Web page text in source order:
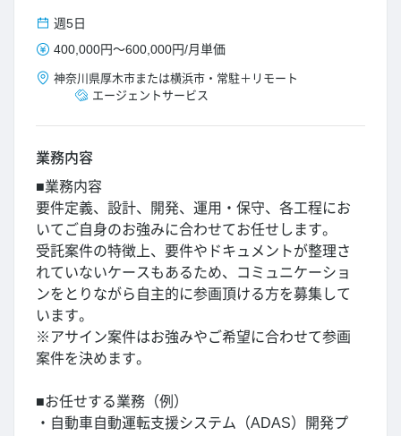
週5日
400,000円～600,000円/月単価
神奈川県厚木市または横浜市 ・ 常駐＋リモート
エージェントサービス
業務内容
■業務内容
要件定義、設計、開発、運用・保守、各工程にお
いてご自身のお強みに合わせてお任せします。
受託案件の特徴上、要件やドキュメントが整理さ
れていないケースもあるため、コミュニケーショ
ンをとりながら自主的に参画頂ける方を募集して
います。
※アサイン案件はお強みやご希望に合わせて参画
案件を決めます。
■お任せする業務（例）
・自動車自動運転支援システム（ADAS）開発プ